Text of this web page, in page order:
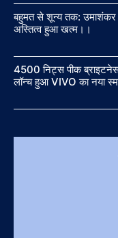
बहुमत से शून्य तक: उमाशंकर
अस्तित्व हुआ खत्म।।
4500 निट्स पीक
लॉन्च हुआ VIVO का नया